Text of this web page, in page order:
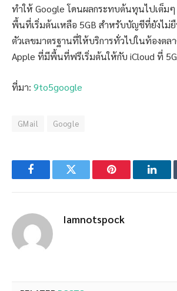
ทำให้ Google โดนผลกระทบต้นทุนไปเต็ม
พื้นที่เริ่มต้นเหลือ 5GB สำหรับบัญชีที่ยังไม่
ตัวเลขมาตรฐานที่ให้บริการทั่วไปในท้องตล
Apple ที่มีพื้นที่ฟรีเริ่มต้นให้กับ iCloud ที่
ที่มา: 9to5google
GMail Google
FacebookTwitter Pinterest
Iamnotspock